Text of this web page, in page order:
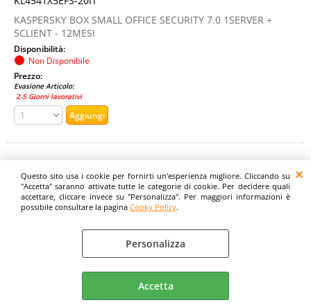
Questo sito usa i cookie per fornirti un'esperienza migliore. Cliccando su
"Accetta" saranno attivate tutte le categorie di cookie. Per decidere quali
accettare, cliccare invece su "Personalizza". Per maggiori informazioni è
possibile consultare la pagina Cooky Policy.
Personalizza
Accetta
KASPERSKY BOX SMALL OFFICE SECURITY 7.0 1SERVER +
5CLIENT - 12MESI
Disponibilità:
Non Disponibile
Prezzo:
Evasione Articolo:
2-5 Giorni lavorativi
KASPERSKY SMALL OFFICE SECURITY 8.0 1 SERVER +
10 CLIENT LICENZA 1 ANNO